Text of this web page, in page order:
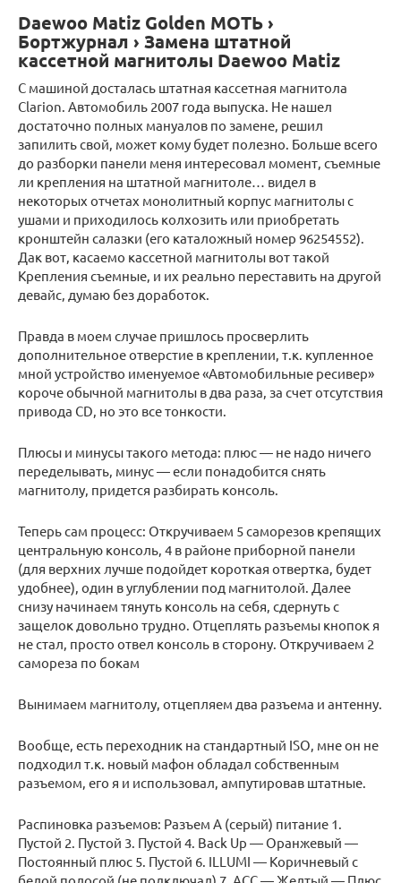
Daewoo Matiz Golden МОТЬ ›
Бортжурнал › Замена штатной
кассетной магнитолы Daewoo Matiz
С машиной досталась штатная кассетная магнитола
Clarion. Автомобиль 2007 года выпуска. Не нашел
достаточно полных мануалов по замене, решил
запилить свой, может кому будет полезно. Больше всего
до разборки панели меня интересовал момент, съемные
ли крепления на штатной магнитоле… видел в
некоторых отчетах монолитный корпус магнитолы с
ушами и приходилось колхозить или приобретать
кронштейн салазки (его каталожный номер 96254552).
Дак вот, касаемо кассетной магнитолы вот такой
Крепления съемные, и их реально переставить на другой
девайс, думаю без доработок.
Правда в моем случае пришлось просверлить
дополнительное отверстие в креплении, т.к. купленное
мной устройство именуемое «Автомобильные ресивер»
короче обычной магнитолы в два раза, за счет отсутствия
привода CD, но это все тонкости.
Плюсы и минусы такого метода: плюс — не надо ничего
переделывать, минус — если понадобится снять
магнитолу, придется разбирать консоль.
Теперь сам процесс: Откручиваем 5 саморезов крепящих
центральную консоль, 4 в районе приборной панели
(для верхних лучше подойдет короткая отвертка, будет
удобнее), один в углублении под магнитолой. Далее
снизу начинаем тянуть консоль на себя, сдернуть с
защелок довольно трудно. Отцеплять разъемы кнопок я
не стал, просто отвел консоль в сторону. Откручиваем 2
самореза по бокам
Вынимаем магнитолу, отцепляем два разъема и антенну.
Вообще, есть переходник на стандартный ISO, мне он не
подходил т.к. новый мафон обладал собственным
разъемом, его я и использовал, ампутировав штатные.
Распиновка разъемов: Разъем А (серый) питание 1.
Пустой 2. Пустой 3. Пустой 4. Back Up — Оранжевый —
Постоянный плюс 5. Пустой 6. ILLUMI — Коричневый с